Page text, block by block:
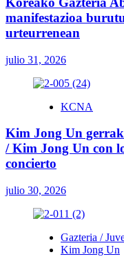
manifestazioa
urteurrenean
julio 31, 2026
KCNA
Kim Jong Un
/ Kim Jong Un con
concierto
julio 30, 2026
Gazteria /
Kim Jong Un